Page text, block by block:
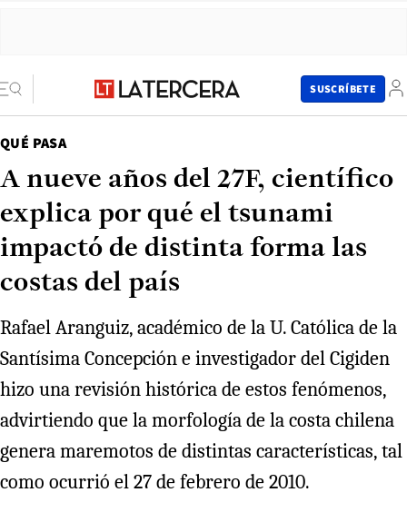
SUSCRÍBETE
QUÉ PASA
A nueve años del 27F, científico
explica por qué el tsunami
impactó de distinta forma las
costas del país
Rafael Aranguiz, académico de la U. Católica de la
Santísima Concepción e investigador del Cigiden
hizo una revisión histórica de estos fenómenos,
advirtiendo que la morfología de la costa chilena
genera maremotos de distintas características, tal
como ocurrió el 27 de febrero de 2010.